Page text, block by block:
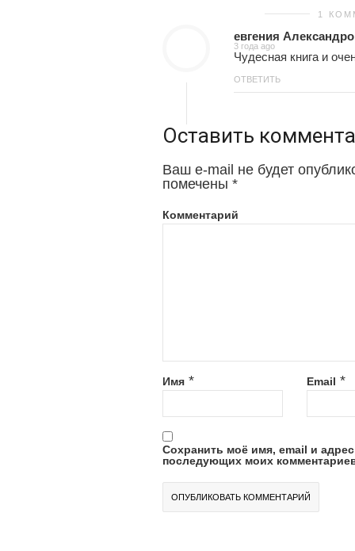
1
евгения
3 года ago
Чудесная книга и
ОТВЕТИТЬ
Оставить
Ваш e-mail не будет
помечены *
Комментарий
Имя * Email *
Сохранить моё имя, email и
последующих моих